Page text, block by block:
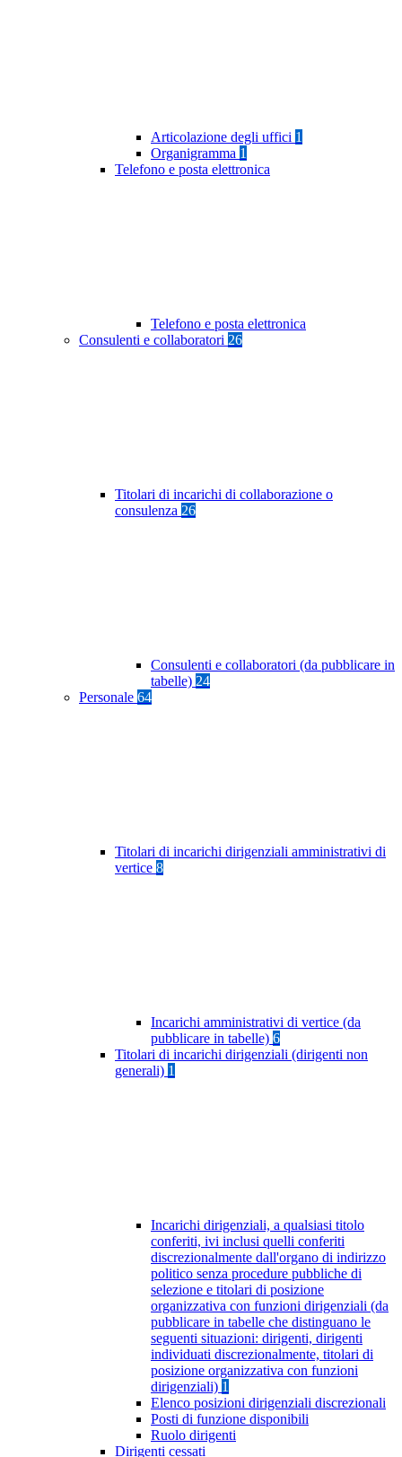
Articolazione degli uffici 1
Organigramma 1
Telefono e posta elettronica
Telefono e posta elettronica
Consulenti e collaboratori 26
Titolari di incarichi di collaborazione o
consulenza 26
Consulenti e collaboratori (da pubblicare in
tabelle) 24
Personale 64
Titolari di incarichi dirigenziali amministrativi di
vertice 8
Incarichi amministrativi di vertice (da
pubblicare in tabelle) 6
Titolari di incarichi dirigenziali (dirigenti non
generali) 1
Incarichi dirigenziali, a qualsiasi titolo
conferiti, ivi inclusi quelli conferiti
discrezionalmente dall'organo di indirizzo
politico senza procedure pubbliche di
selezione e titolari di posizione
organizzativa con funzioni dirigenziali (da
pubblicare in tabelle che distinguano le
seguenti situazioni: dirigenti, dirigenti
individuati discrezionalmente, titolari di
posizione organizzativa con funzioni
dirigenziali) 1
Elenco posizioni dirigenziali discrezionali
Posti di funzione disponibili
Ruolo dirigenti
Dirigenti cessati